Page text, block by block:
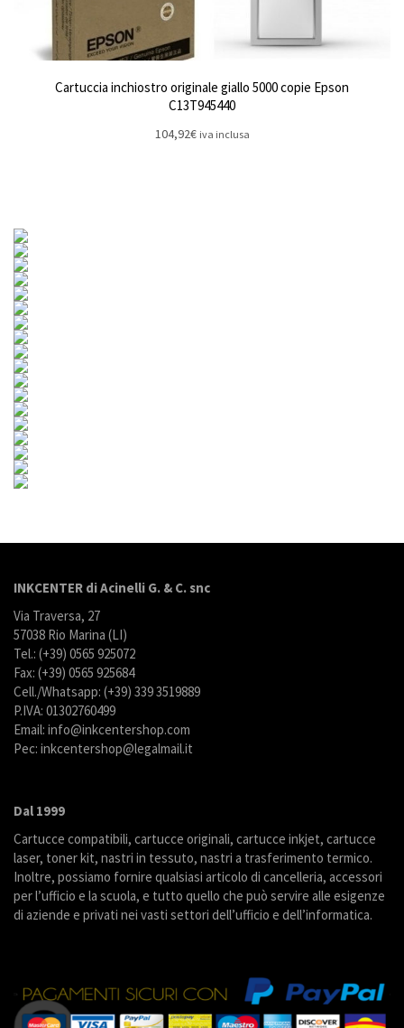
Cartuccia inchiostro originale giallo 5000 copie Epson
C13T945440
104,92€ iva inclusa
INKCENTER di Acinelli G. & C. snc
Via Traversa, 27
57038 Rio Marina (LI)
Tel.: (+39) 0565 925072
Fax: (+39) 0565 925684
Cell./Whatsapp: (+39) 339 3519889
P.IVA: 01302760499
Email: info@inkcentershop.com
Pec: inkcentershop@legalmail.it
Dal 1999
Cartucce compatibili, cartucce originali, cartucce inkjet, cartucce
laser, toner kit, nastri in tessuto, nastri a trasferimento termico.
Inoltre, possiamo fornire qualsiasi articolo di cancelleria, accessori
per l’ufficio e la scuola, e tutto quello che può servire alle esigenze
di aziende e privati nei vasti settori dell’ufficio e dell’informatica.